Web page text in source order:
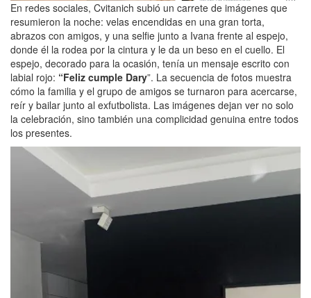
En redes sociales, Cvitanich subió un carrete de imágenes que
resumieron la noche: velas encendidas en una gran torta,
abrazos con amigos, y una selfie junto a Ivana frente al espejo,
donde él la rodea por la cintura y le da un beso en el cuello. El
espejo, decorado para la ocasión, tenía un mensaje escrito con
labial rojo: “Feliz cumple Dary”. La secuencia de fotos muestra
cómo la familia y el grupo de amigos se turnaron para acercarse,
reír y bailar junto al exfutbolista. Las imágenes dejan ver no solo
la celebración, sino también una complicidad genuina entre todos
los presentes.